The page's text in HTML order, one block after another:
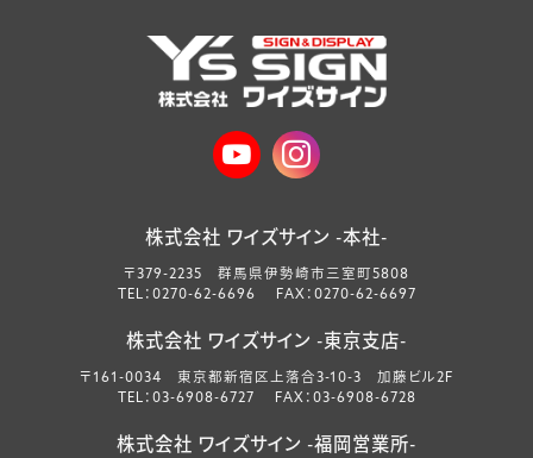
株式会社 ワイズサイン -本社-
〒379-2235 群馬県伊勢崎市三室町5808
TEL：0270-62-6696 FAX：0270-62-6697
株式会社 ワイズサイン -東京支店-
〒161-0034 東京都新宿区上落合3-10-3 加藤ビル2F
TEL：03-6908-6727 FAX：03-6908-6728
株式会社 ワイズサイン -福岡営業所-